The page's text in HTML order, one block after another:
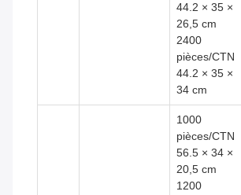
44.2 × 35 ×
26,5 cm
2400
pièces/CTN
44.2 × 35 ×
34 cm
1000
pièces/CTN
56.5 × 34 ×
20,5 cm
1200